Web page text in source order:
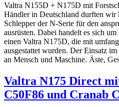
Valtra N155D + N175D mit
Händler in Deutschland durften wir
Schlepper der N-Serie für den
ausrüsten. Dabei handelt es sich
einen Valtra N175D, die mit
ausgestattet wurden. Der Einsatz
an Mensch und Maschine. Äste,
Valtra N175 Direct
C50F86 und Cranab